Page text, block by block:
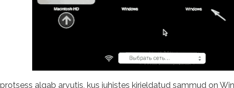
algab arvutis, kus juhistes kirjeldatud sammud on